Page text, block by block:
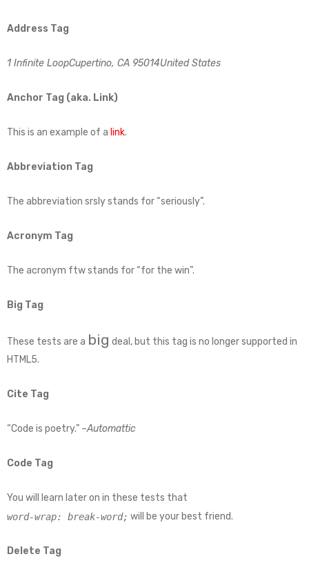
Address Tag
1 Infinite LoopCupertino, CA 95014United States
Anchor Tag (aka. Link)
This is an example of a link.
Abbreviation Tag
The abbreviation srslystands for “seriously”.
Acronym Tag
The acronym ftwstands for “for the win”.
Big Tag
These tests are a big deal, but this tag is no longer supported in
HTML5.
Cite Tag
“Code is poetry.” –Automattic
Code Tag
You will learn later on in these tests that
word-wrap: break-word; will be your best friend.
Delete Tag